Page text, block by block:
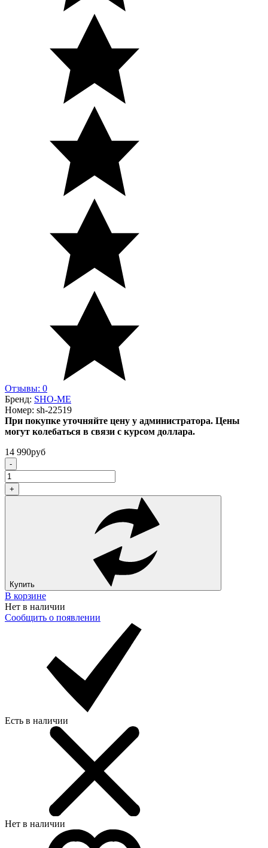
Отзывы: 0
Бренд: SHO-ME
Номер: sh-22519
При покупке уточняйте цену у администратора. Цены
могут колебаться в связи с курсом доллара.
14 990руб
-
+
Купить
В корзине
Нет в наличии
Сообщить о появлении
Есть в наличии
Нет в наличии